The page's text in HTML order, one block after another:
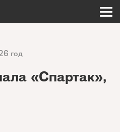
год
«Спартак»,